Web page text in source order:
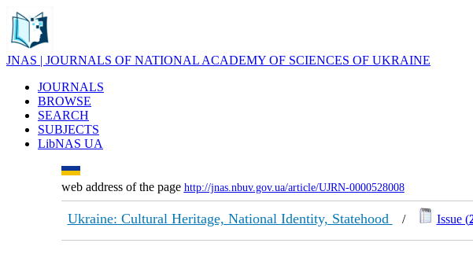
JNAS | JOURNALS OF NATIONAL ACADEMY OF SCIENCES OF UKRAINE
JOURNALS
BROWSE
SEARCH
SUBJECTS
LibNAS UA
web address of the page http://jnas.nbuv.gov.ua/article/UJRN-0000528008
Ukraine: Cultural Heritage, National Identity, Statehood / Issue (